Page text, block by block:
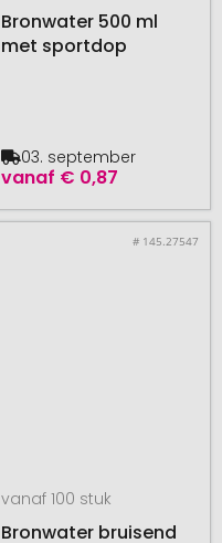
Bronwater 500 ml
met sportdop
vanaf € 0,87
03. september
# 145.27547
vanaf 100 stuk
Bronwater bruisend